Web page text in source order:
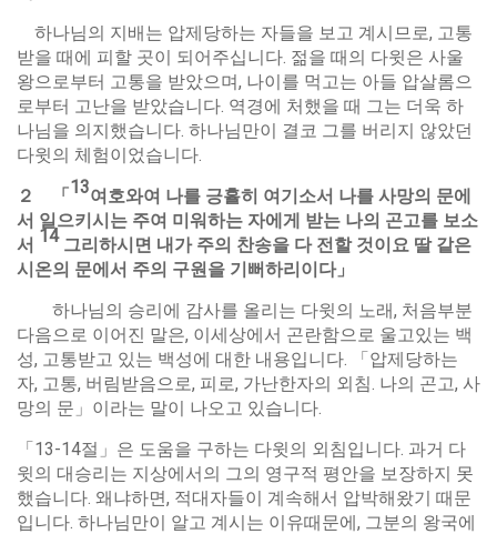
하나님의 지배는 압제당하는 자들을 보고 계시므로, 고통
받을 때에 피할 곳이 되어주십니다. 젊을 때의 다윗은 사울
왕으로부터 고통을 받았으며, 나이를 먹고는 아들 압살롬으
로부터 고난을 받았습니다. 역경에 처했을 때 그는 더욱 하
나님을 의지했습니다. 하나님만이 결코 그를 버리지 않았던
다윗의 체험이었습니다.
２
「13여호와여 나를 긍휼히 여기소서 나를 사망의 문에
서 일으키시는 주여 미워하는 자에게 받는 나의 곤고를 보소
서 14 그리하시면 내가 주의 찬송을 다 전할 것이요 딸 같은
시온의 문에서 주의 구원을 기뻐하리이다」
하나님의 승리에 감사를 올리는 다윗의 노래, 처음부분
다음으로 이어진 말은, 이세상에서 곤란함으로 울고있는 백
성, 고통받고 있는 백성에 대한 내용입니다. 「압제당하는
자, 고통, 버림받음으로, 피로, 가난한자의 외침. 나의 곤고, 사
망의 문」이라는 말이 나오고 있습니다.
「13-14절」은 도움을 구하는 다윗의 외침입니다. 과거 다
윗의 대승리는 지상에서의 그의 영구적 평안을 보장하지 못
했습니다. 왜냐하면, 적대자들이 계속해서 압박해왔기 때문
입니다. 하나님만이 알고 계시는 이유때문에, 그분의 왕국에